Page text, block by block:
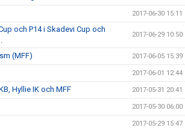
2017-06-30 15:11
och P14 i Skadevi Cup och
2017-06-29 10:50
(MFF) 2017-06-05 15:39
2017-06-01 12:44
Hyllie IK och MFF 2017-05-31 20:41
2017-05-30 06:00
2017-05-29 15:47